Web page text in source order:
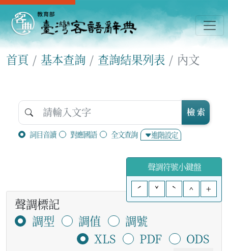
首頁 基本查詢 查詢結果列表 內文
詞目音讀 對應國語 全文查詢 進階設定
檢 索
聲調符號小鍵盤
ˊ
ˇ ˋ ^ +
聲調標記
調型
調值
調號
XLS
PDF
ODS